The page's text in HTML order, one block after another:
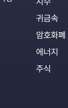
귀금속
암호화폐
에너지
주식